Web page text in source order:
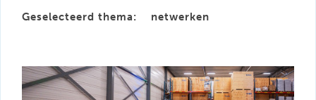
Geselecteerd thema: netwerken